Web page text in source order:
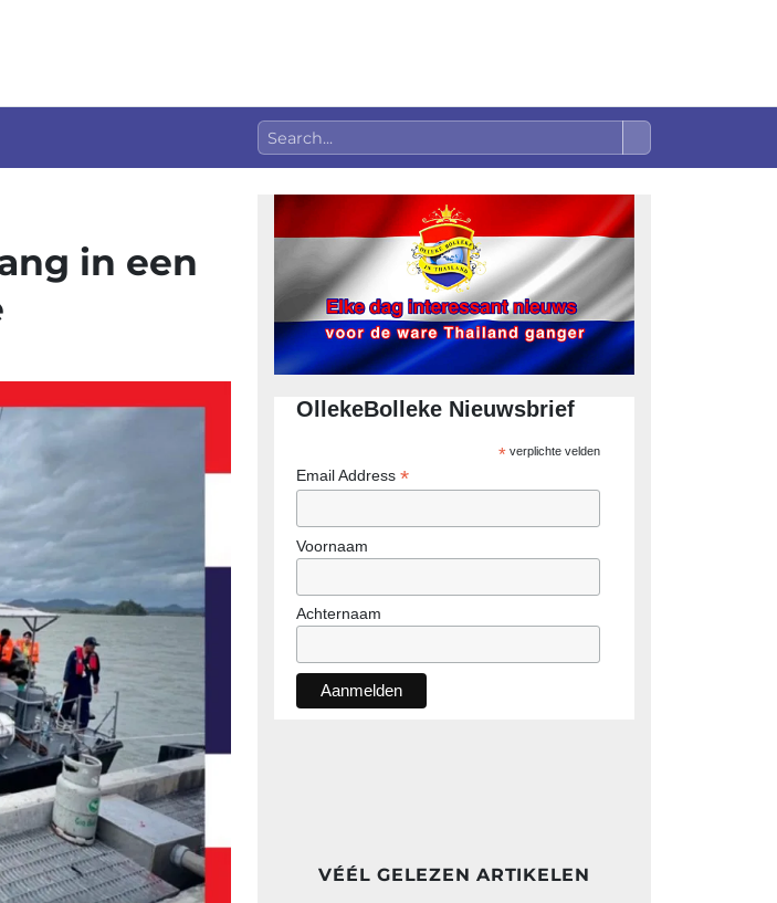
in een
OllekeBolleke Nieuwsbrief
*verplichte velden
Email Address *
Voornaam
Achternaam
VÉÉL GELEZEN ARTIKELEN